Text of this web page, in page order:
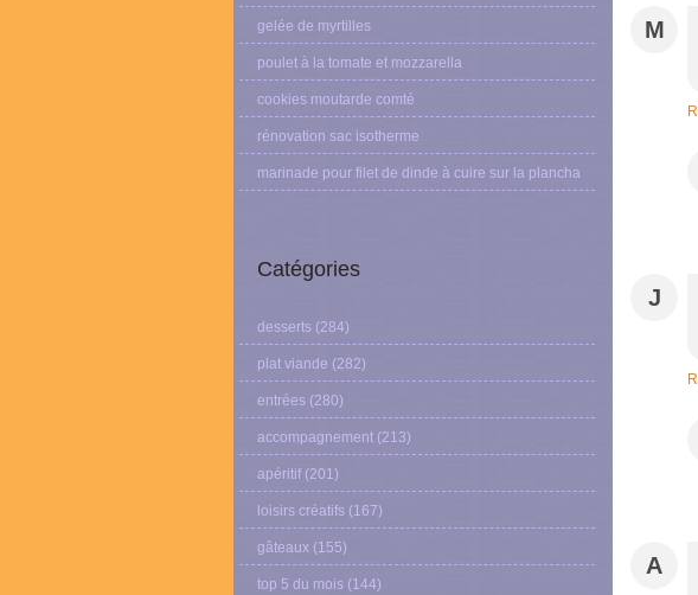
gelée de myrtilles
poulet à la tomate et mozzarella
cookies moutarde comté
rénovation sac isotherme
marinade pour filet de dinde à cuire sur la plancha
Catégories
desserts (284)
plat viande (282)
entrées (280)
accompagnement (213)
apéritif (201)
loisirs créatifs (167)
gâteaux (155)
top 5 du mois (144)
M
J
A